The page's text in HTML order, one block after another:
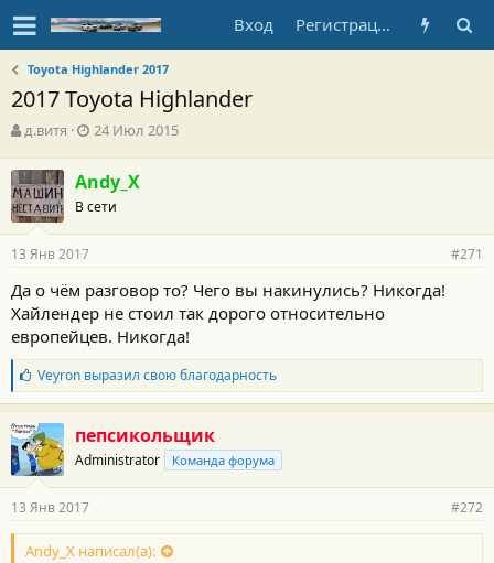
Вход Регистрация
Toyota Highlander 2017
2017 Toyota Highlander
А
т
о
р
т
е
м
ы
д.витя
Д
а
н
а
л
а
24 Июл 2015
Andy_X
В сети
13 Янв 2017 #271
Да о чём разговор то? Чего вы накинулись? Никогда!
Хайлендер не стоил так дорого относительно
европейцев. Никогда!
Б
л
а
г
о
д
а
н
о
с
Veyronвыразил свою благодарность
пепсикольщик
Administrator Команда форума
13 Янв 2017 #272
Andy_X написал(а):